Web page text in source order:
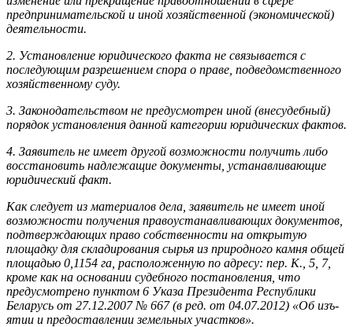
предпринимательской и иной хозяйственной (экономической)
деятельности.
2. Установление юридического факта не связывается с
последующим разрешением спора о праве, подведомственного
хозяйственному суду.
3. Законодательством не предусмотрен иной (внесудебный)
порядок установления данной категории юридических фактов.
4. Заявитель не имеет другой возможности получить либо
восстановить надлежащие документы, устанавливающие
юридический факт.
Как следует из материалов дела, заявитель не имеет иной
возможности получения правоустанавливающих документов,
подтверждающих право собственности на открытую
площадку для складирования сырья из природного камня общей
площадью 0,1154 га, расположенную по адресу: пер. К., 5, 7,
кроме как на основании судебного постановления, что
предусмотрено пунктом 6 Указа Президента Республики
Беларусь от 27.12.2007 № 667 (в ред. от 04.07.2012) «Об изъ­
ятии и предоставлении земельных участков».